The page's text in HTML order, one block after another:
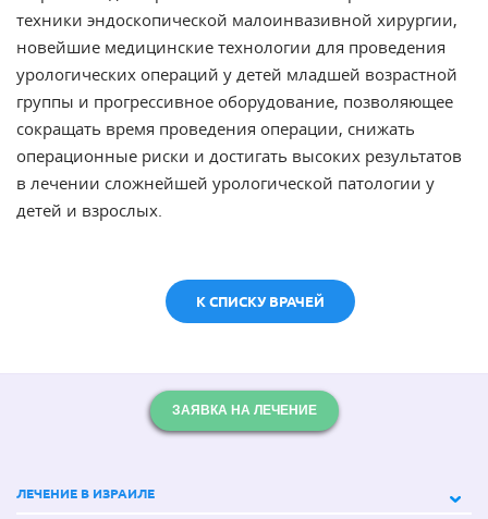
техники эндоскопической малоинвазивной хирургии,
новейшие медицинские технологии для проведения
урологических операций у детей младшей возрастной
группы и прогрессивное оборудование, позволяющее
сокращать время проведения операции, снижать
операционные риски и достигать высоких результатов
в лечении сложнейшей урологической патологии у
детей и взрослых.
К СПИСКУ ВРАЧЕЙ
ЗАЯВКА НА ЛЕЧЕНИЕ
ЛЕЧЕНИЕ В ИЗРАИЛЕ